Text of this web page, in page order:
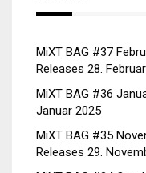
MiXT BAG #37
Releases 28.
MiXT BAG #36
Januar 2025
MiXT BAG #35
Releases 29.